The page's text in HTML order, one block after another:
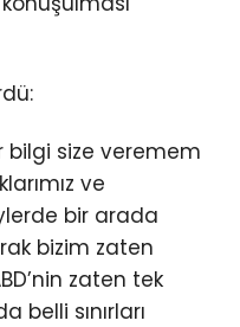
bilgi size veremem
ve
bir arada
bizim zaten
zaten tek
belli sınırları